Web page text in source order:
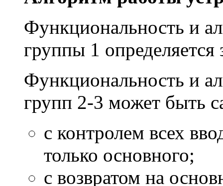
Функциональность и
группы 1 определяется
Функциональность и
групп 2-3 может быть
с контролем всех
только основного;
с возвратом на